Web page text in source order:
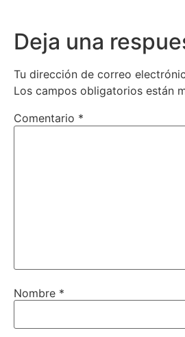
Deja una
Tu dirección de correo
Los campos obligatorios están
Comentario *
Nombre *